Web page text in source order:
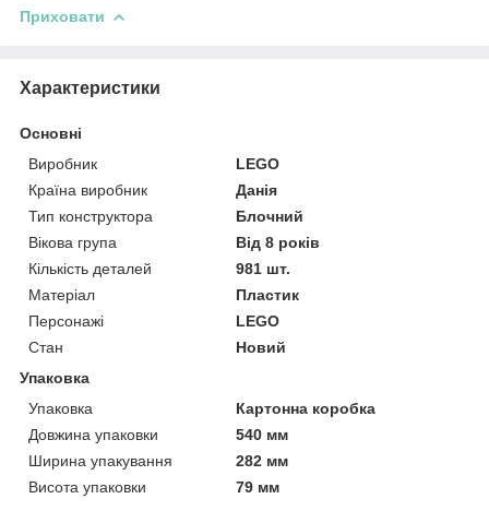
Приховати
Характеристики
Основні
Виробник
LEGO
Країна виробник
Данія
Тип конструктора
Блочний
Вікова група
Від 8 років
Кількість деталей
981 шт.
Матеріал
Пластик
Персонажі
LEGO
Стан
Новий
Упаковка
Упаковка
Картонна коробка
Довжина упаковки
540 мм
Ширина упакування
282 мм
Висота упаковки
79 мм